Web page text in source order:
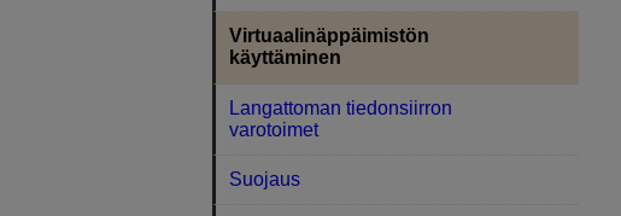
Virtuaalinäppäimistön
käyttäminen
Langattoman tiedonsiirron
varotoimet
Suojaus